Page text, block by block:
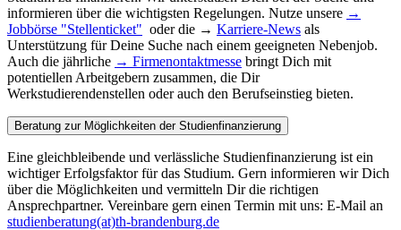
informieren über die wichtigsten Regelungen. Nutze unsere →
Jobbörse "Stellenticket" oder die → Karriere-News als
Unterstützung für Deine Suche nach einem geeigneten Nebenjob.
Auch die jährliche → Firmenontaktmesse bringt Dich mit
potentiellen Arbeitgebern zusammen, die Dir
Werkstudierendenstellen oder auch den Berufseinstieg bieten.
Beratung zur Möglichkeiten der Studienfinanzierung
Eine gleichbleibende und verlässliche Studienfinanzierung ist ein
wichtiger Erfolgsfaktor für das Studium. Gern informieren wir Dich
über die Möglichkeiten und vermitteln Dir die richtigen
Ansprechpartner. Vereinbare gern einen Termin mit uns: E-Mail an
studienberatung(at)th-brandenburg.de